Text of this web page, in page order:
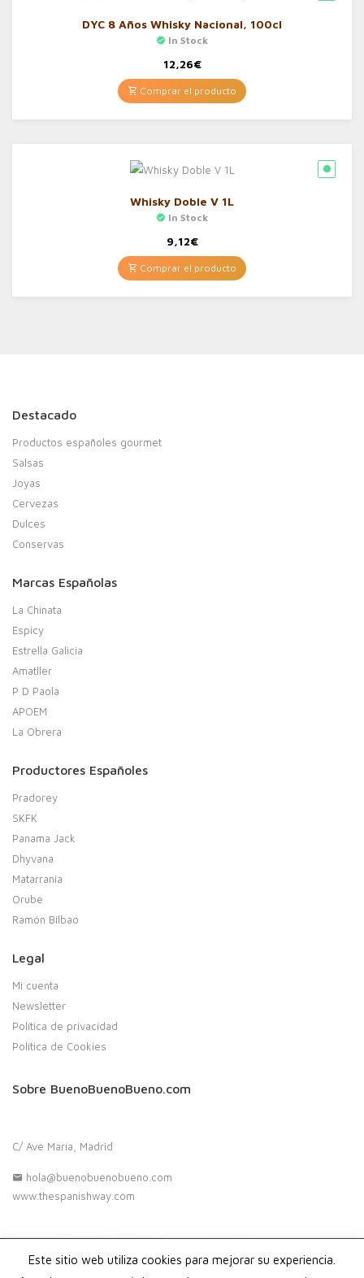
DYC 8 Años Whisky Nacional, 100cl
In Stock
12,26€
Comprar el producto
Whisky Doble V 1L
In Stock
9,12€
Comprar el producto
Destacado
Productos españoles gourmet
Salsas
Joyas
Cervezas
Dulces
Conservas
Marcas Españolas
La Chinata
Espicy
Estrella Galicia
Amatller
P D Paola
APOEM
La Obrera
Productores Españoles
Pradorey
SKFK
Panama Jack
Dhyvana
Matarrania
Orube
Ramón Bilbao
Legal
Mi cuenta
Newsletter
Política de privacidad
Política de Cookies
Sobre BuenoBuenoBueno.com
C/ Ave María, Madrid
hola@buenobuenobueno.com
www.thespanishway.com
Copyright 2020. Buenobuenobueno.com - Todos los derechos
Este sitio web utiliza cookies para mejorar su experiencia.